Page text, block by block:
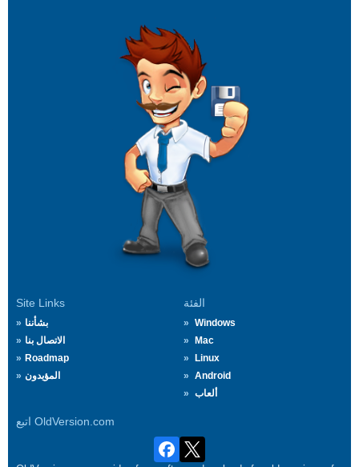
Site Links
بشأننا
الاتصال بنا
Roadmap
المؤيدون
الفئة
Windows
Mac
Linux
Android
ألعاب
اتبع OldVersion.com